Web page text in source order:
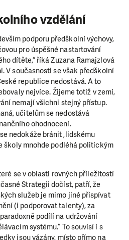
vzdělání
podporu předškolní výchovy,
pro úspěšné nastartování
dítěte,“ říká Zuzana Ramajzlová
V současnosti se však předškolní
republice nedostává. A to
nejvíce. Žijeme totiž v zemi,
nemají všichni stejný přístup.
učitelům se nedostává
ohodnocení.
nedokáže bránit ‚lidskému
školy mnohde podléhá politickým
se v oblasti rovných příležitostí
Strategii dočíst, patří, že
služeb je mimo jiné přispívat
(i podporovat talenty), za
podílí na udržování
systému.“ To souvisí i s
jsou vázány, místo přímo na
CO DĚLÁME?